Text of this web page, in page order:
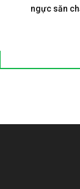
ngực săn